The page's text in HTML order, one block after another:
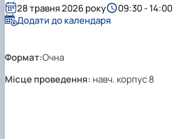
Новини
28 травня 2026 року
09:30 - 14:00
Додати до календаря
Формат:Очна
Місце проведення: навч. корпус 8